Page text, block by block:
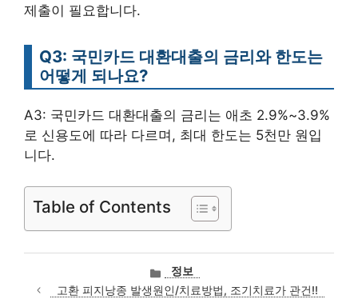
제출이 필요합니다.
Q3: 국민카드 대환대출의 금리와 한도는
어떻게 되나요?
A3: 국민카드 대환대출의 금리는 애초 2.9%~3.9%
로 신용도에 따라 다르며, 최대 한도는 5천만 원입
니다.
Table of Contents
카
테
정보
고환 피지낭종 발생원인/치료방법, 조기치료가 관건!!